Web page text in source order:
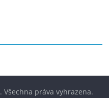
. Všechna práva vyhrazena.